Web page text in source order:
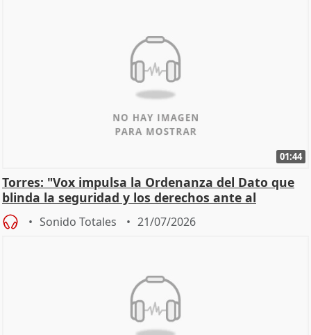
01:44
Torres: "Vox impulsa la Ordenanza del Dato que
blinda la seguridad y los derechos ante al
control"
Sonido Totales 21/07/2026